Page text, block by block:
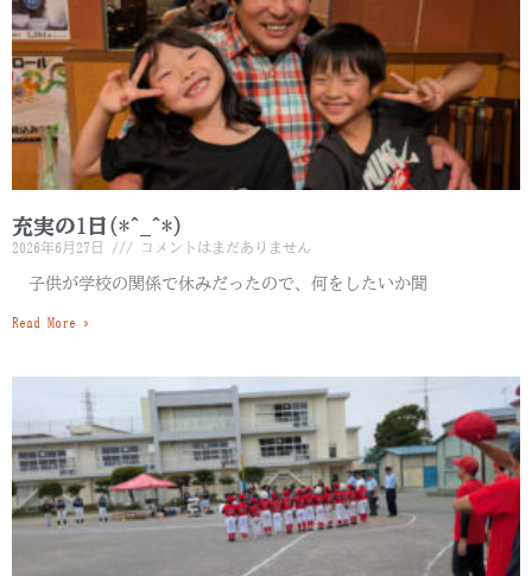
充実の1日(*^_^*)
2026年6月27日 コメントはまだありません
子供が学校の関係で休みだったので、何をしたいか聞
Read More »